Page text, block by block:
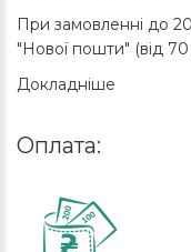
При замовленні до
"Нової пошти" (від 70
Докладніше
Оплата: